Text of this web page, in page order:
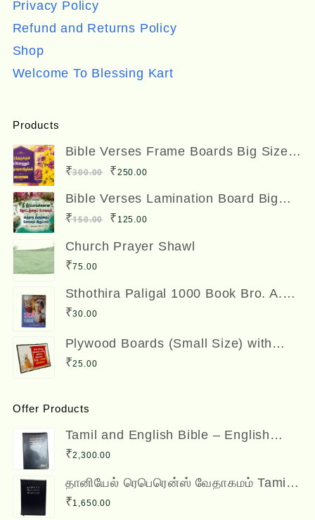
Privacy Policy
Refund and Returns Policy
Shop
Welcome To Blessing Kart
Products
Bible Verses Frame Boards Big Size
12 x 8 inches
₹300.00
Original
was:
₹250.00Current
price
Bible Verses Lamination Board Big
Size 12 x 8 inches
₹150.00
Original
price
₹ 125.00Current
price
Church Prayer Shawl
₹75.00
Sthothira Paligal 1000 Book Bro. A.
Nesadas ஸ்தோத்திர பலிகள் ஆயிரம்
₹30.00
Plywood Boards (Small Size) with
Bible Verses
₹25.00
Offer Products
Tamil and English Bible – English
(ESV) and Tamil (OV) Diglot – BSI
₹2,300.00
தானியேல் ரெபெரென்ஸ் வேதாகமம் Tamil
Reference Bible - Daniel Reference
Bible
₹1,650.00